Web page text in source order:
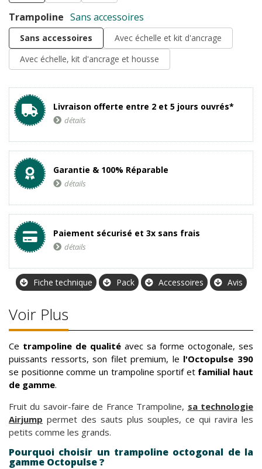
Trampoline Sans accessoires
Sans accessoires
Avec échelle et kit d'ancrage
Avec échelle, kit d'ancrage et housse
Livraison offerte entre 2 et 5 jours ouvrés*
détails
Garantie & 100% Réparable
détails
Paiement sécurisé et 3x sans frais
détails
Fiche technique Pack Accessoires Avis
Voir Plus
Ce trampoline de qualité avec sa forme octogonale, ses
puissants ressorts, son filet premium, le l'Octopulse 390
se positionne comme un trampoline sportif etfamilial haut
de gamme.
Fruit du savoir-faire de France Trampoline, sa technologie
Airjump permet des sauts plus souples, ce qui ravira les
petits comme les grands.
Pourquoi choisir un trampoline octogonal de la
gamme Octopulse ?